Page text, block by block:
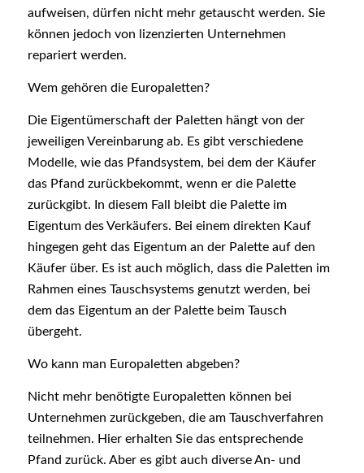
aufweisen, dürfen nicht mehr getauscht werden. Sie
können jedoch von lizenzierten Unternehmen
repariert werden.
Wem gehören die Europaletten?
Die Eigentümerschaft der Paletten hängt von der
jeweiligen Vereinbarung ab. Es gibt verschiedene
Modelle, wie das Pfandsystem, bei dem der Käufer
das Pfand zurückbekommt, wenn er die Palette
zurückgibt. In diesem Fall bleibt die Palette im
Eigentum des Verkäufers. Bei einem direkten Kauf
hingegen geht das Eigentum an der Palette auf den
Käufer über. Es ist auch möglich, dass die Paletten im
Rahmen eines Tauschsystems genutzt werden, bei
dem das Eigentum an der Palette beim Tausch
übergeht.
Wo kann man Europaletten abgeben?
Nicht mehr benötigte Europaletten können bei
Unternehmen zurückgeben, die am Tauschverfahren
teilnehmen. Hier erhalten Sie das entsprechende
Pfand zurück. Aber es gibt auch diverse An- und